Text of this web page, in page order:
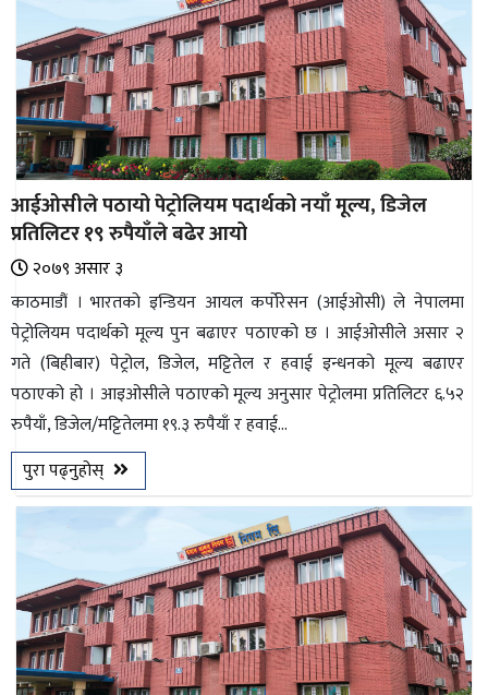
आईओसीले पठायो पेट्रोलियम पदार्थको नयाँ मूल्य, डिजेल
प्रतिलिटर १९ रुपैयाँले बढेर आयो
२०७९ असार ३
काठमाडौं । भारतको इन्डियन आयल कर्पोरेसन (आईओसी) ले नेपालमा
पेट्रोलियम पदार्थको मूल्य पुन बढाएर पठाएको छ । आईओसीले असार २
गते (बिहीबार) पेट्रोल, डिजेल, मट्टितेल र हवाई इन्धनको मूल्य बढाएर
पठाएको हो । आइओसीले पठाएको मूल्य अनुसार पेट्रोलमा प्रतिलिटर ६.५२
रुपैयाँ, डिजेल/मट्टितेलमा १९.३ रुपैयाँ र हवाई...
पुरा पढ्नुहोस्